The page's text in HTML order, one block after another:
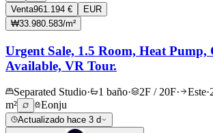
Venta961.194 €
EUR
₩33.980.583/m²
Urgent Sale, 1.5 Room, Heat
Available, VR Tour.
Separated Studio· 1 baño· 2F / 20F· Este·
m²
Eonju
Actualizado hace 3 d